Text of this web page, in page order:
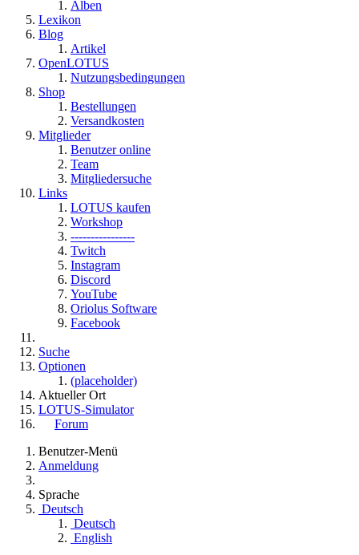
Alben
Lexikon
Blog
Artikel
OpenLOTUS
Nutzungsbedingungen
Shop
Bestellungen
Versandkosten
Mitglieder
Benutzer online
Team
Mitgliedersuche
Links
LOTUS kaufen
Workshop
----------------
Twitch
Instagram
Discord
YouTube
Oriolus Software
Facebook
Suche
Optionen
(placeholder)
Aktueller Ort
LOTUS-Simulator
Forum
Benutzer-Menü
Anmeldung
Sprache
Deutsch
Deutsch
English